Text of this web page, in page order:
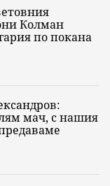
Колман
по покана
мач, с нашия